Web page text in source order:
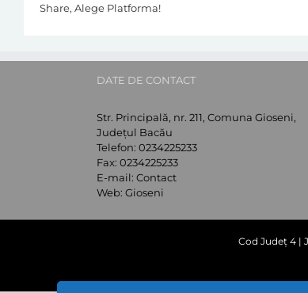
Share, Alege Platforma!
DATE DE CONTACT
Str. Principală, nr. 211, Comuna Gioseni,
Județul Bacău
Telefon: 0234225233
Fax: 0234225233
E-mail: Contact
Web: Gioseni
Cod Județ 4 |